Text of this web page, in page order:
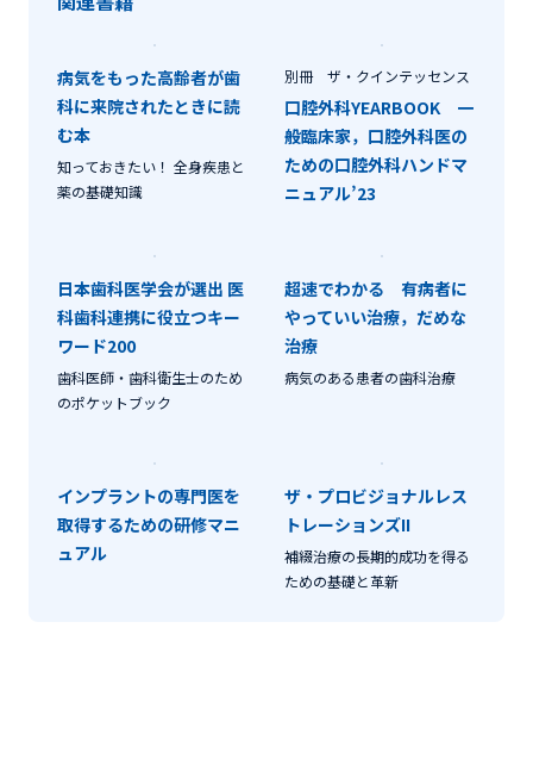
病気をもった高齢者が歯
科に来院されたときに読
む本
知っておきたい！ 全身疾患と
薬の基礎知識
別冊 ザ・クインテッセンス
口腔外科YEARBOOK 一
般臨床家，口腔外科医の
ための口腔外科ハンドマ
ニュアル’23
日本歯科医学会が選出 医
科歯科連携に役立つキー
ワード200
歯科医師・歯科衛生士のため
のポケットブック
超速でわかる 有病者に
やっていい治療，だめな
治療
病気のある患者の歯科治療
インプラントの専門医を
取得するための研修マニ
ュアル
ザ・プロビジョナルレス
トレーションズII
補綴治療の長期的成功を得る
ための基礎と革新